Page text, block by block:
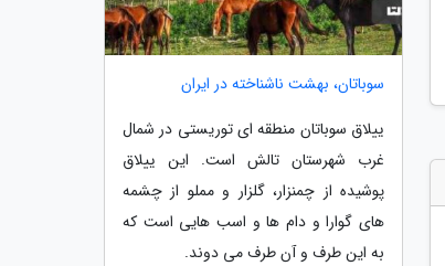
سوباتان، بهشت ناشناخته در ایران
ییلاق سوباتان منطقه ای توریستی در شمال
غرب شهرستان تالش است. این ییلاق
پوشیده از چمنزار، گلزار و مملو از چشمه
های گوارا و دام ها و اسب هایی است که
به این طرف و آن طرف می دوند.